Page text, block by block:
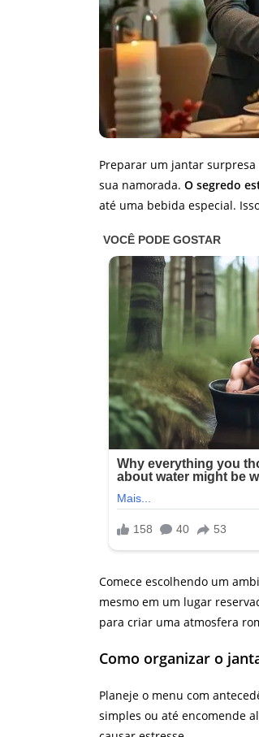
Preparar um jantar
sua namorada. O segredo
até uma bebida especial.
Comece escolhendo um
mesmo em um lugar
para criar uma atmosfera
Como organizar o
Planeje o menu com
simples ou até encomende